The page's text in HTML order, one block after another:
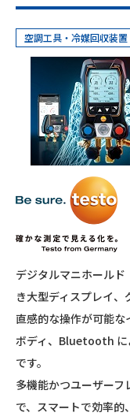
空調工具・冷媒回収装置
デジタルマニホール
き大型ディスプレイ、
直感的な操作が可能な
ボディ、Bluetooth に
です。
多機能かつユーザー
で、スマートで効率